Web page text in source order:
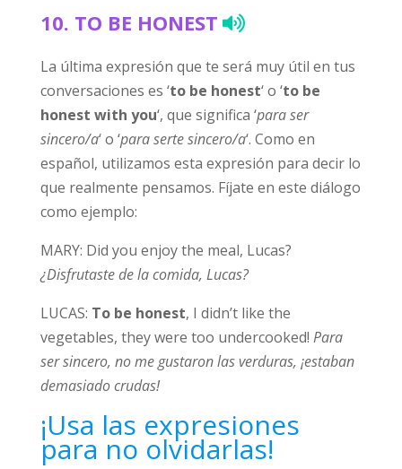
10. TO BE HONEST
La última expresión que te será muy útil en tus
conversaciones es ‘to be honest‘ o ‘to be
honest with you‘, que significa ‘para ser
sincero/a‘ o ‘para serte sincero/a‘. Como en
español, utilizamos esta expresión para decir lo
que realmente pensamos. Fíjate en este diálogo
como ejemplo:
MARY: Did you enjoy the meal, Lucas?
¿Disfrutaste de la comida, Lucas?
LUCAS: To be honest, I didn’t like the
vegetables, they were too undercooked! Para
ser sincero, no me gustaron las verduras, ¡estaban
demasiado crudas!
¡Usa las expresiones
para no olvidarlas!